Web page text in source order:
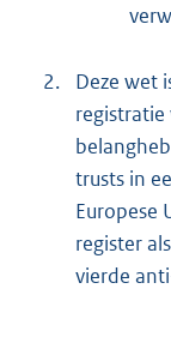
2.
Deze wet
trusts in
Europese
register
vierde